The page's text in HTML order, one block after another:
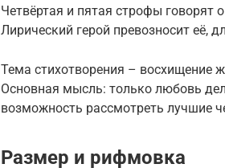
Четвёртая и пятая строфы говорят
Лирический герой превозносит её,
Тема стихотворения – восхищение
Основная мысль: только любовь
возможность рассмотреть лучшие
Размер и рифмовка